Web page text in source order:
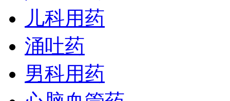
儿科用药
涌吐药
男科用药